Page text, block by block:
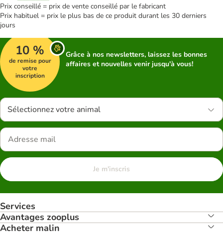
Prix conseillé = prix de vente conseillé par le fabricant
Prix habituel = prix le plus bas de ce produit durant les 30 derniers
jours
10 %
de remise pour
votre
inscription
Grâce à nos newsletters, laissez les bonnes
affaires et nouvelles venir jusqu'à vous!
Sélectionnez votre animal
Je m'inscris
Services
Avantages zooplus
Acheter malin